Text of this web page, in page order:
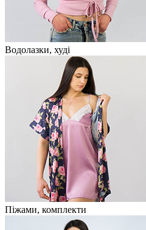
Водолазки, худі
Піжами, комплекти